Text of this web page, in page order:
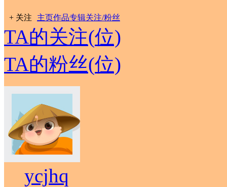
+ 关注 主页作品专辑关注/粉丝
TA的关注(位)
TA的粉丝(位)
ycjhq